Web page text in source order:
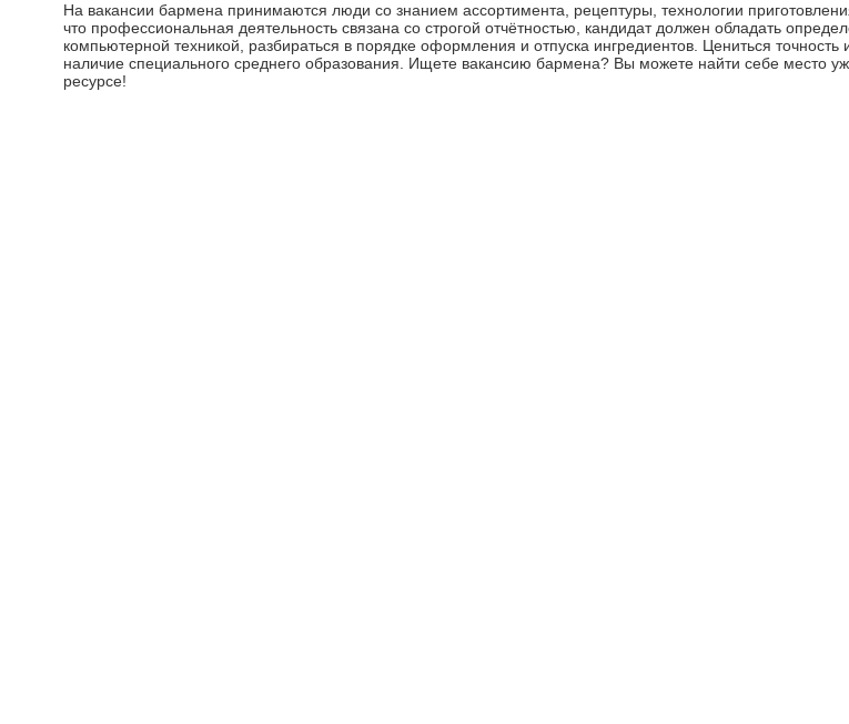
На вакансии бармена принимаются люди со знанием ассортимента, рецептуры, технологии
что профессиональная деятельность связана со строгой отчётностью, кандидат должен обладать
компьютерной техникой, разбираться в порядке оформления и отпуска ингредиентов. Цениться точность
наличие специального среднего образования. Ищете вакансию бармена? Вы можете найти себе место
ресурсе!